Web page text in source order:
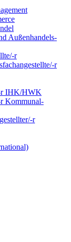
Außen­handels­
r
r
r IHK/HWK
r Kommunal­
r